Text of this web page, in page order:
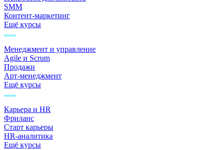
SMM
Контент-маркетинг
Ещё курсы
Менеджмент и управление
Agile и Scrum
Продажи
Арт-менеджмент
Ещё курсы
Карьера и HR
Фриланс
Старт карьеры
HR-аналитика
Ещё курсы